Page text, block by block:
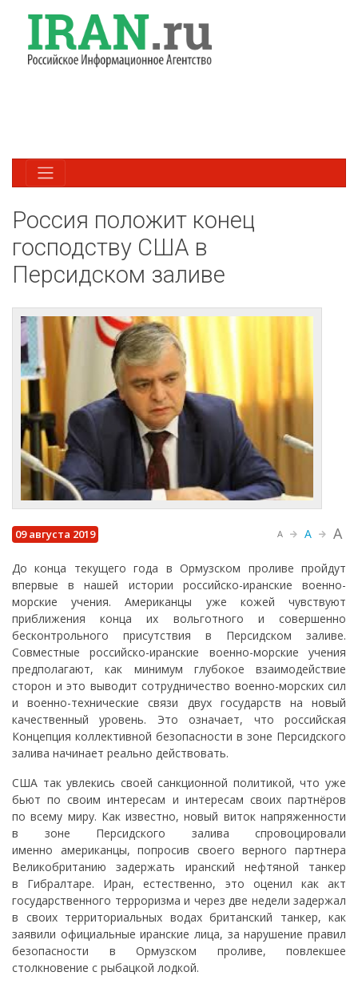
Россия положит конец
господству США в
Персидском заливе
09 августа 2019 A A A
До конца текущего года в Ормузском проливе пройдут
впервые в нашей истории российско-иранские военно-
морские учения. Американцы уже кожей чувствуют
приближения конца их вольготного и совершенно
бесконтрольного присутствия в Персидском заливе.
Совместные российско-иранские военно-морские учения
предполагают, как минимум глубокое взаимодействие
сторон и это выводит сотрудничество военно-морских сил
и военно-технические связи двух государств на новый
качественный уровень. Это означает, что российская
Концепция коллективной безопасности в зоне Персидского
залива начинает реально действовать.
США так увлекись своей санкционной политикой, что уже
бьют по своим интересам и интересам своих партнёров
по всему миру. Как известно, новый виток напряженности
в зоне Персидского залива спровоцировали
именно американцы, попросив своего верного партнера
Великобританию задержать иранский нефтяной танкер
в Гибралтаре. Иран, естественно, это оценил как акт
государственного терроризма и через две недели задержал
в своих территориальных водах британский танкер, как
заявили официальные иранские лица, за нарушение правил
безопасности в Ормузском проливе, повлекшее
столкновение с рыбацкой лодкой.